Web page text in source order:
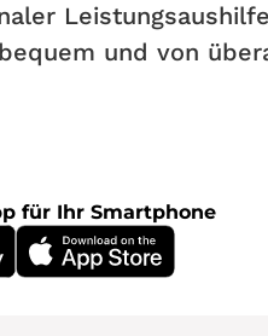
und von
für Ihr Smartphone